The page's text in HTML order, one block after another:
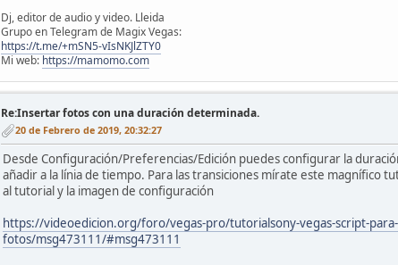
Dj, editor de audio y video. Lleida
Grupo en Telegram de Magix Vegas:
https://t.me/+mSN5-vIsNKJlZTY0
Mi web: https://mamomo.com
Re:Insertar fotos con una duración determinada.
20 de Febrero de 2019, 20:32:27
Desde Configuración/Preferencias/Edición puedes configurar la
añadir a la línia de tiempo. Para las transiciones mírate este magnífico
al tutorial y la imagen de configuración
https://videoedicion.org/foro/vegas-pro/tutorialsony-vegas-script-
fotos/msg473111/#msg473111